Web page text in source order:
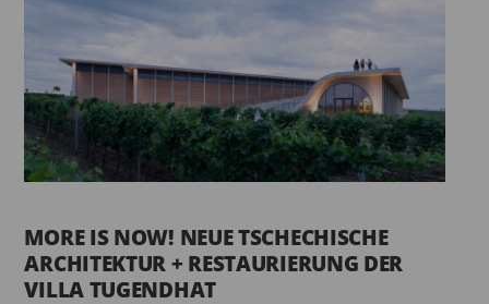
MORE IS NOW! NEUE TSCHECHISCHE
ARCHITEKTUR + RESTAURIERUNG DER
VILLA TUGENDHAT